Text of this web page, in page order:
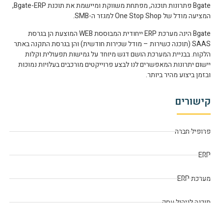
Bgate פתרונות תוכנה, מפתחת משווקת ומיישמת את תוכנת Bgate-ERP,
המציעה מודל של One Stop Shop למגזר ה-SMB.
Bgate הינה מערכת ERP ייחודית המבוססת WEB המוצעת הן בגרסת
SAAS (תוכנה כשירות – מודל שכירות חודשית) והן בגרסת התקנה באתר
הלקוח. בבניית המערכת הושם דגש מיוחד על גמישות תפעולית וקלות
יישום יתרונות המאפשרים לנו לבצע פרוייקטים מורכבים בעלויות נמוכות
ובזמן ביצוע מהיר ביותר.
קישורים
פרופיל חברה
ERP
מערכת ERP